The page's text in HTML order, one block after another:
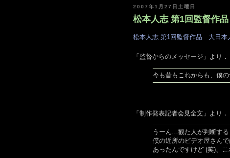
2007年1月27日土曜日
松本人志 第1回監督作
松本人志 第1回監督作品 大日本
「監督からのメッセージ」より．
今も昔もこれからも、僕
「制作発表記者会見全文」より．
うーん…観た人が判断する
僕の近所のビデオ屋さん
あったんですけど (笑)、